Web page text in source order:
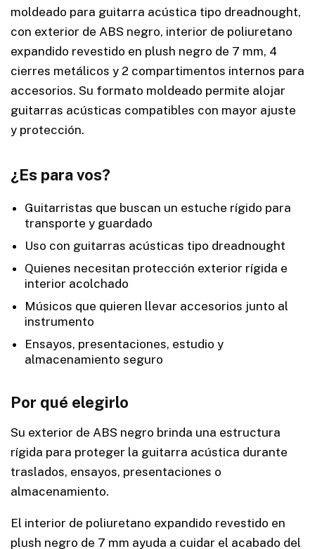
moldeado para guitarra acústica tipo dreadnought,
con exterior de ABS negro, interior de poliuretano
expandido revestido en plush negro de 7 mm, 4
cierres metálicos y 2 compartimentos internos para
accesorios. Su formato moldeado permite alojar
guitarras acústicas compatibles con mayor ajuste
y protección.
¿Es para vos?
Guitarristas que buscan un estuche rígido para
transporte y guardado
Uso con guitarras acústicas tipo dreadnought
Quienes necesitan protección exterior rígida e
interior acolchado
Músicos que quieren llevar accesorios junto al
instrumento
Ensayos, presentaciones, estudio y
almacenamiento seguro
Por qué elegirlo
Su exterior de ABS negro brinda una estructura
rígida para proteger la guitarra acústica durante
traslados, ensayos, presentaciones o
almacenamiento.
El interior de poliuretano expandido revestido en
plush negro de 7 mm ayuda a cuidar el acabado del